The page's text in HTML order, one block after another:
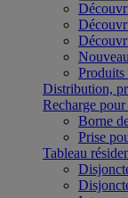
Produits
Distribution,
Recharge
Borne
Prise
Tableau